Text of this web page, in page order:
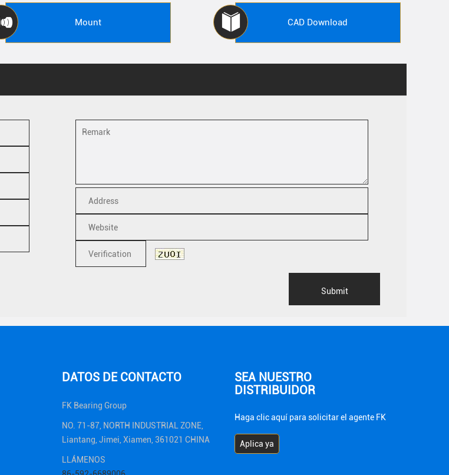
Mount CAD Download
DATOS DE CONTACTO
FK Bearing Group
NO. 71-87, NORTH INDUSTRIAL ZONE,
Liantang, Jimei, Xiamen, 361021 CHINA
LLÁMENOS
SEA NUESTRO
DISTRIBUIDOR
Haga clic aquí para solicitar el agente FK
Aplica ya